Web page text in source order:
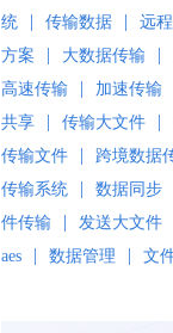
统
| 传输数据 | 远
方案
| 大数据传输 |
高速传输 | 加速传输
共享
| 传输大文件 |
传输文件 | 跨境数据
传输系统
| 数据同步
件传输
| 发送大文件
aes | 数据管理 | 文